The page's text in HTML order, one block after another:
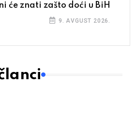
će znati zašto doći u BiH
9. AVGUST 2026.